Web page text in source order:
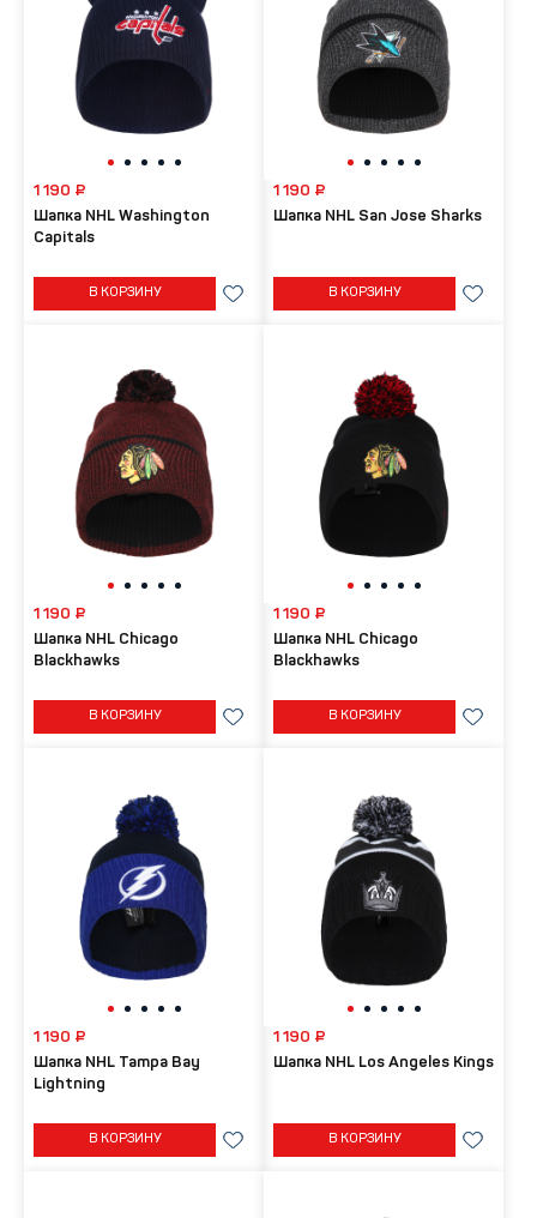
Шапка NHL Washington
Capitals
1 190 ₽
В КОРЗИНУ
Шапка NHL San Jose Sharks
1 190 ₽
В КОРЗИНУ
Шапка NHL Chicago
Blackhawks
1 190 ₽
В КОРЗИНУ
Шапка NHL Chicago
Blackhawks
1 190 ₽
В КОРЗИНУ
Шапка NHL Tampa Bay
Lightning
1 190 ₽
В КОРЗИНУ
Шапка NHL Los Angeles Kings
1 190 ₽
В КОРЗИНУ